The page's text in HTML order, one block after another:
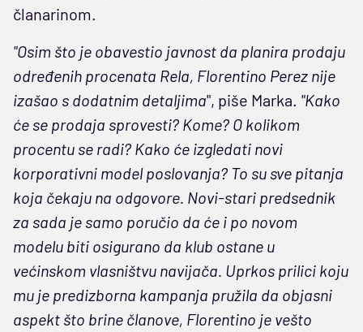
članarinom.
"Osim što je obavestio javnost da planira prodaju
određenih procenata Rela, Florentino Perez nije
izašao s dodatnim detaljima", piše Marka. "Kako
će se prodaja sprovesti? Kome? O kolikom
procentu se radi? Kako će izgledati novi
korporativni model poslovanja? To su sve pitanja
koja čekaju na odgovore. Novi-stari predsednik
za sada je samo poručio da će i po novom
modelu biti osigurano da klub ostane u
većinskom vlasništvu navijača. Uprkos prilici koju
mu je predizborna kampanja pružila da objasni
aspekt što brine članove, Florentino je vešto